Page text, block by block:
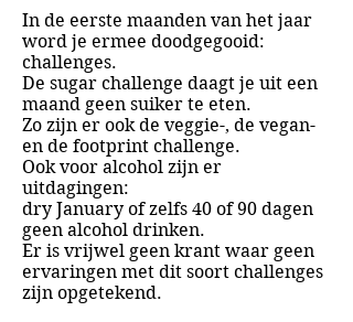
In de eerste maanden van het jaar
word je ermee doodgegooid:
challenges.
De sugar challenge daagt je uit een
maand geen suiker te eten.
Zo zijn er ook de veggie-, de vegan-
en de footprint challenge.
Ook voor alcohol zijn er
uitdagingen:
dry January of zelfs 40 of 90 dagen
geen alcohol drinken.
Er is vrijwel geen krant waar geen
ervaringen met dit soort challenges
zijn opgetekend.